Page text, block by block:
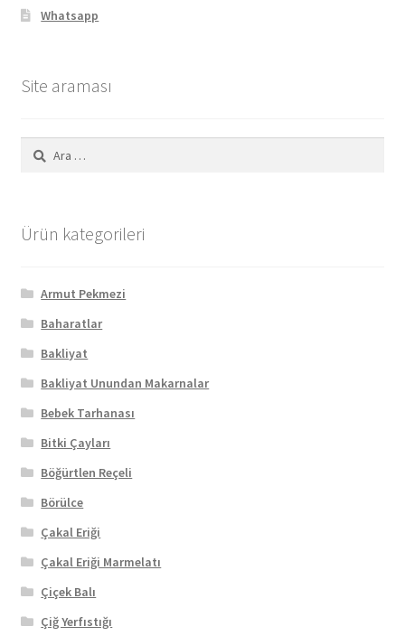
Whatsapp
Site araması
Arama:
Ürün kategorileri
Armut Pekmezi
Baharatlar
Bakliyat
Bakliyat Unundan Makarnalar
Bebek Tarhanası
Bitki Çayları
Böğürtlen Reçeli
Börülce
Çakal Eriği
Çakal Eriği Marmelatı
Çiçek Balı
Çiğ Yerfıstığı